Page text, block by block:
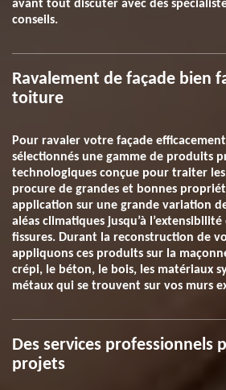
avant tout discuter avec des
conseils.
Ravalement de façade bien
toiture
Pour ravaler votre façade
sélectionnés une gamme de produits
technologiques conçue pour traiter
procure de grandes et bonnes
application sur une grande variation
aléas climatiques jusqu’à
fissures. Durant la reconstruction de
appliquons ces produits sur la
crépi, le béton, le bois, les matériaux
métaux qui se trouvent sur vos murs
Des services professionnels
projets